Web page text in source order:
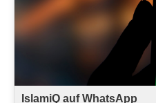
IslamiQ auf WhatsApp